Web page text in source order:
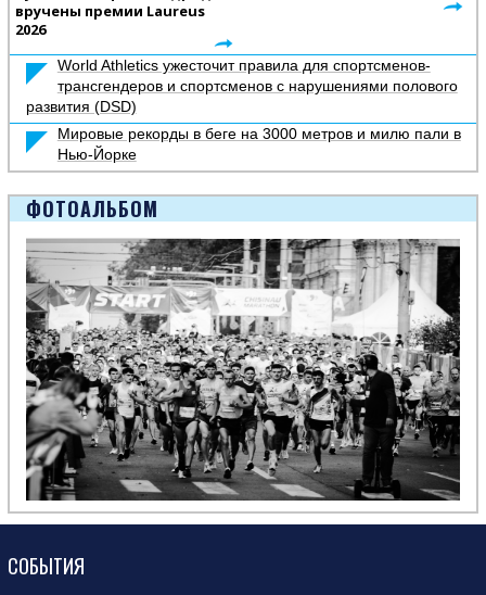
вручены премии Laureus
2026
World Athletics ужесточит правила для спортсменов-
трансгендеров и спортсменов с нарушениями полового
развития (DSD)
Мировые рекорды в беге на 3000 метров и милю пали в
Нью-Йорке
ФОТОАЛЬБОМ
СОБЫТИЯ